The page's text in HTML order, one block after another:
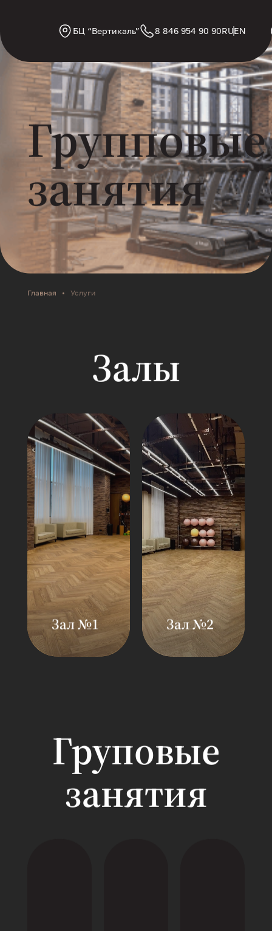
БЦ “Вертикаль” 8 846 954 90 90RUEN
Групповые
занятия
Главная • Услуги
Залы
Зал №1
Площадь: 80 кв.
м
аэробных,
силовых и
танцевальных и
функциональных
классов
Зал №2
Площадь: 100
м
аэробных,
силовых и
классов
Груповые
занятия